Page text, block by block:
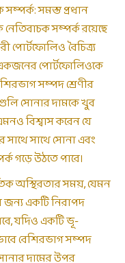
সমস্ত প্রধান
নেতিবাচক সম্পর্ক রয়েছে
পোর্টফোলিও বৈচিত্র্য
একজনের পোর্টফোলিওকে
সম্পদ শ্রেণীর
সোনার দামকে খুব
বিশ্বাস করেন যে
সাথে সোনা এবং
গড়ে উঠতে পারে।
অস্থিরতার সময়, যেমন
জন্য একটি নিরাপদ
যদিও একটি ভূ-
বেশিরভাগ সম্পদ
দামের উপর